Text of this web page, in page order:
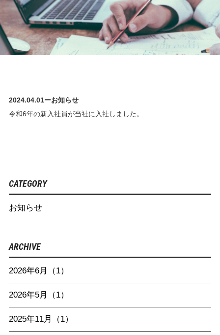
2024.04.01ーお知らせ
令和6年の新入社員が当社に入社しました。
CATEGORY
お知らせ
ARCHIVE
2026年6月（1）
2026年5月（1）
2025年11月（1）